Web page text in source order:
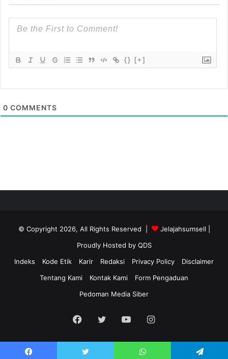
{} [+]
0 COMMENTS
© Copyright 2026, All Rights Reserved | Jelajahsumsell
Proudly Hosted by QDS
Indeks
Kode Etik Karir Redaksi Privacy Policy
Disclaimer
Tentang Kami
Kontak Kami
Form Pengaduan
Pedoman Media Siber
Facebook
Twitter YouTubeInstagram